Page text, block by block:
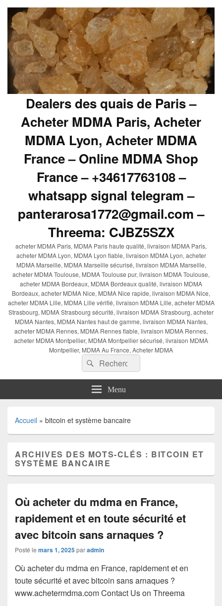
Dealers des quais de Paris –
Acheter MDMA Paris, Acheter
MDMA Lyon, Acheter MDMA
France – Online MDMA Shop
France – +34617763108 –
whatsapp signal telegram –
panterarosa1772@gmail.com –
Threema: CJBZ5SZX
acheter MDMA Paris, MDMA Paris haute qualité, livraison MDMA Paris,
acheter MDMA Lyon, MDMA Lyon fiable, livraison MDMA Lyon, acheter
MDMA Marseille, MDMA Marseille sécurisé, livraison MDMA Marseille,
acheter MDMA Toulouse, MDMA Toulouse pur, livraison MDMA Toulouse,
acheter MDMA Bordeaux, MDMA Bordeaux qualité, livraison MDMA
Bordeaux, acheter MDMA Nice, MDMA Nice rapide, livraison MDMA Nice,
acheter MDMA Lille, MDMA Lille vérifié, livraison MDMA Lille, acheter MDMA
Strasbourg, MDMA Strasbourg sécurité, livraison MDMA Strasbourg, acheter
MDMA Nantes, MDMA Nantes haut de gamme, livraison MDMA Nantes,
acheter MDMA Rennes, MDMA Rennes fiable, livraison MDMA Rennes,
acheter MDMA Montpellier, MDMA Montpellier sécurisé, livraison MDMA
Montpellier, MDMA Au France, Acheter MDMA
Recherche :
Rechercher
Menu
Accueil » bitcoin et système bancaire
ARCHIVES DES MOTS-CLÉS : BITCOIN ET
SYSTÈME BANCAIRE
Où acheter du mdma en France,
rapidement et en toute sécurité et
avec bitcoin sans arnaques ?
Posté le mars 1, 2025paradmin
Où acheter du mdma en France, rapidement et en
toute sécurité et avec bitcoin sans arnaques ?
www.achetermdma.com Contact Us on Threema